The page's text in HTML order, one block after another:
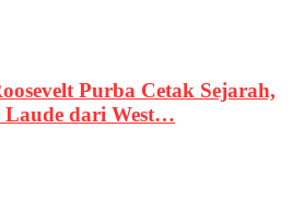
Purba Cetak Sejarah,
Laude dari West…